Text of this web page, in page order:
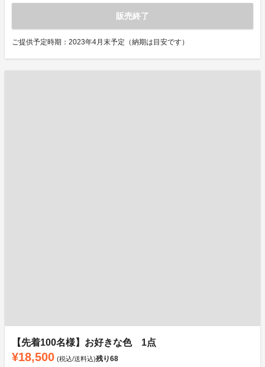
販売終了
ご提供予定時期：2023年4月末予定（納期は目安です）
【先着100名様】お好きな色 1点
¥18,500 (税込/送料込)残り68